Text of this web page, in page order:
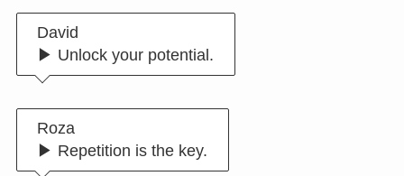
David
▶︎ Unlock your potential.
Roza
▶︎ Repetition is the key.